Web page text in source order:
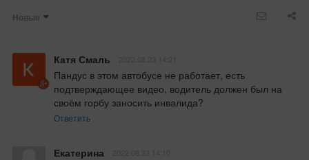
Новые
Катя Смаль
Пандус в этом автобусе не работает, есть
подтверждающее видео, водитель должен был на
своём горбу заносить инвалида?
Ответить
Екатерина